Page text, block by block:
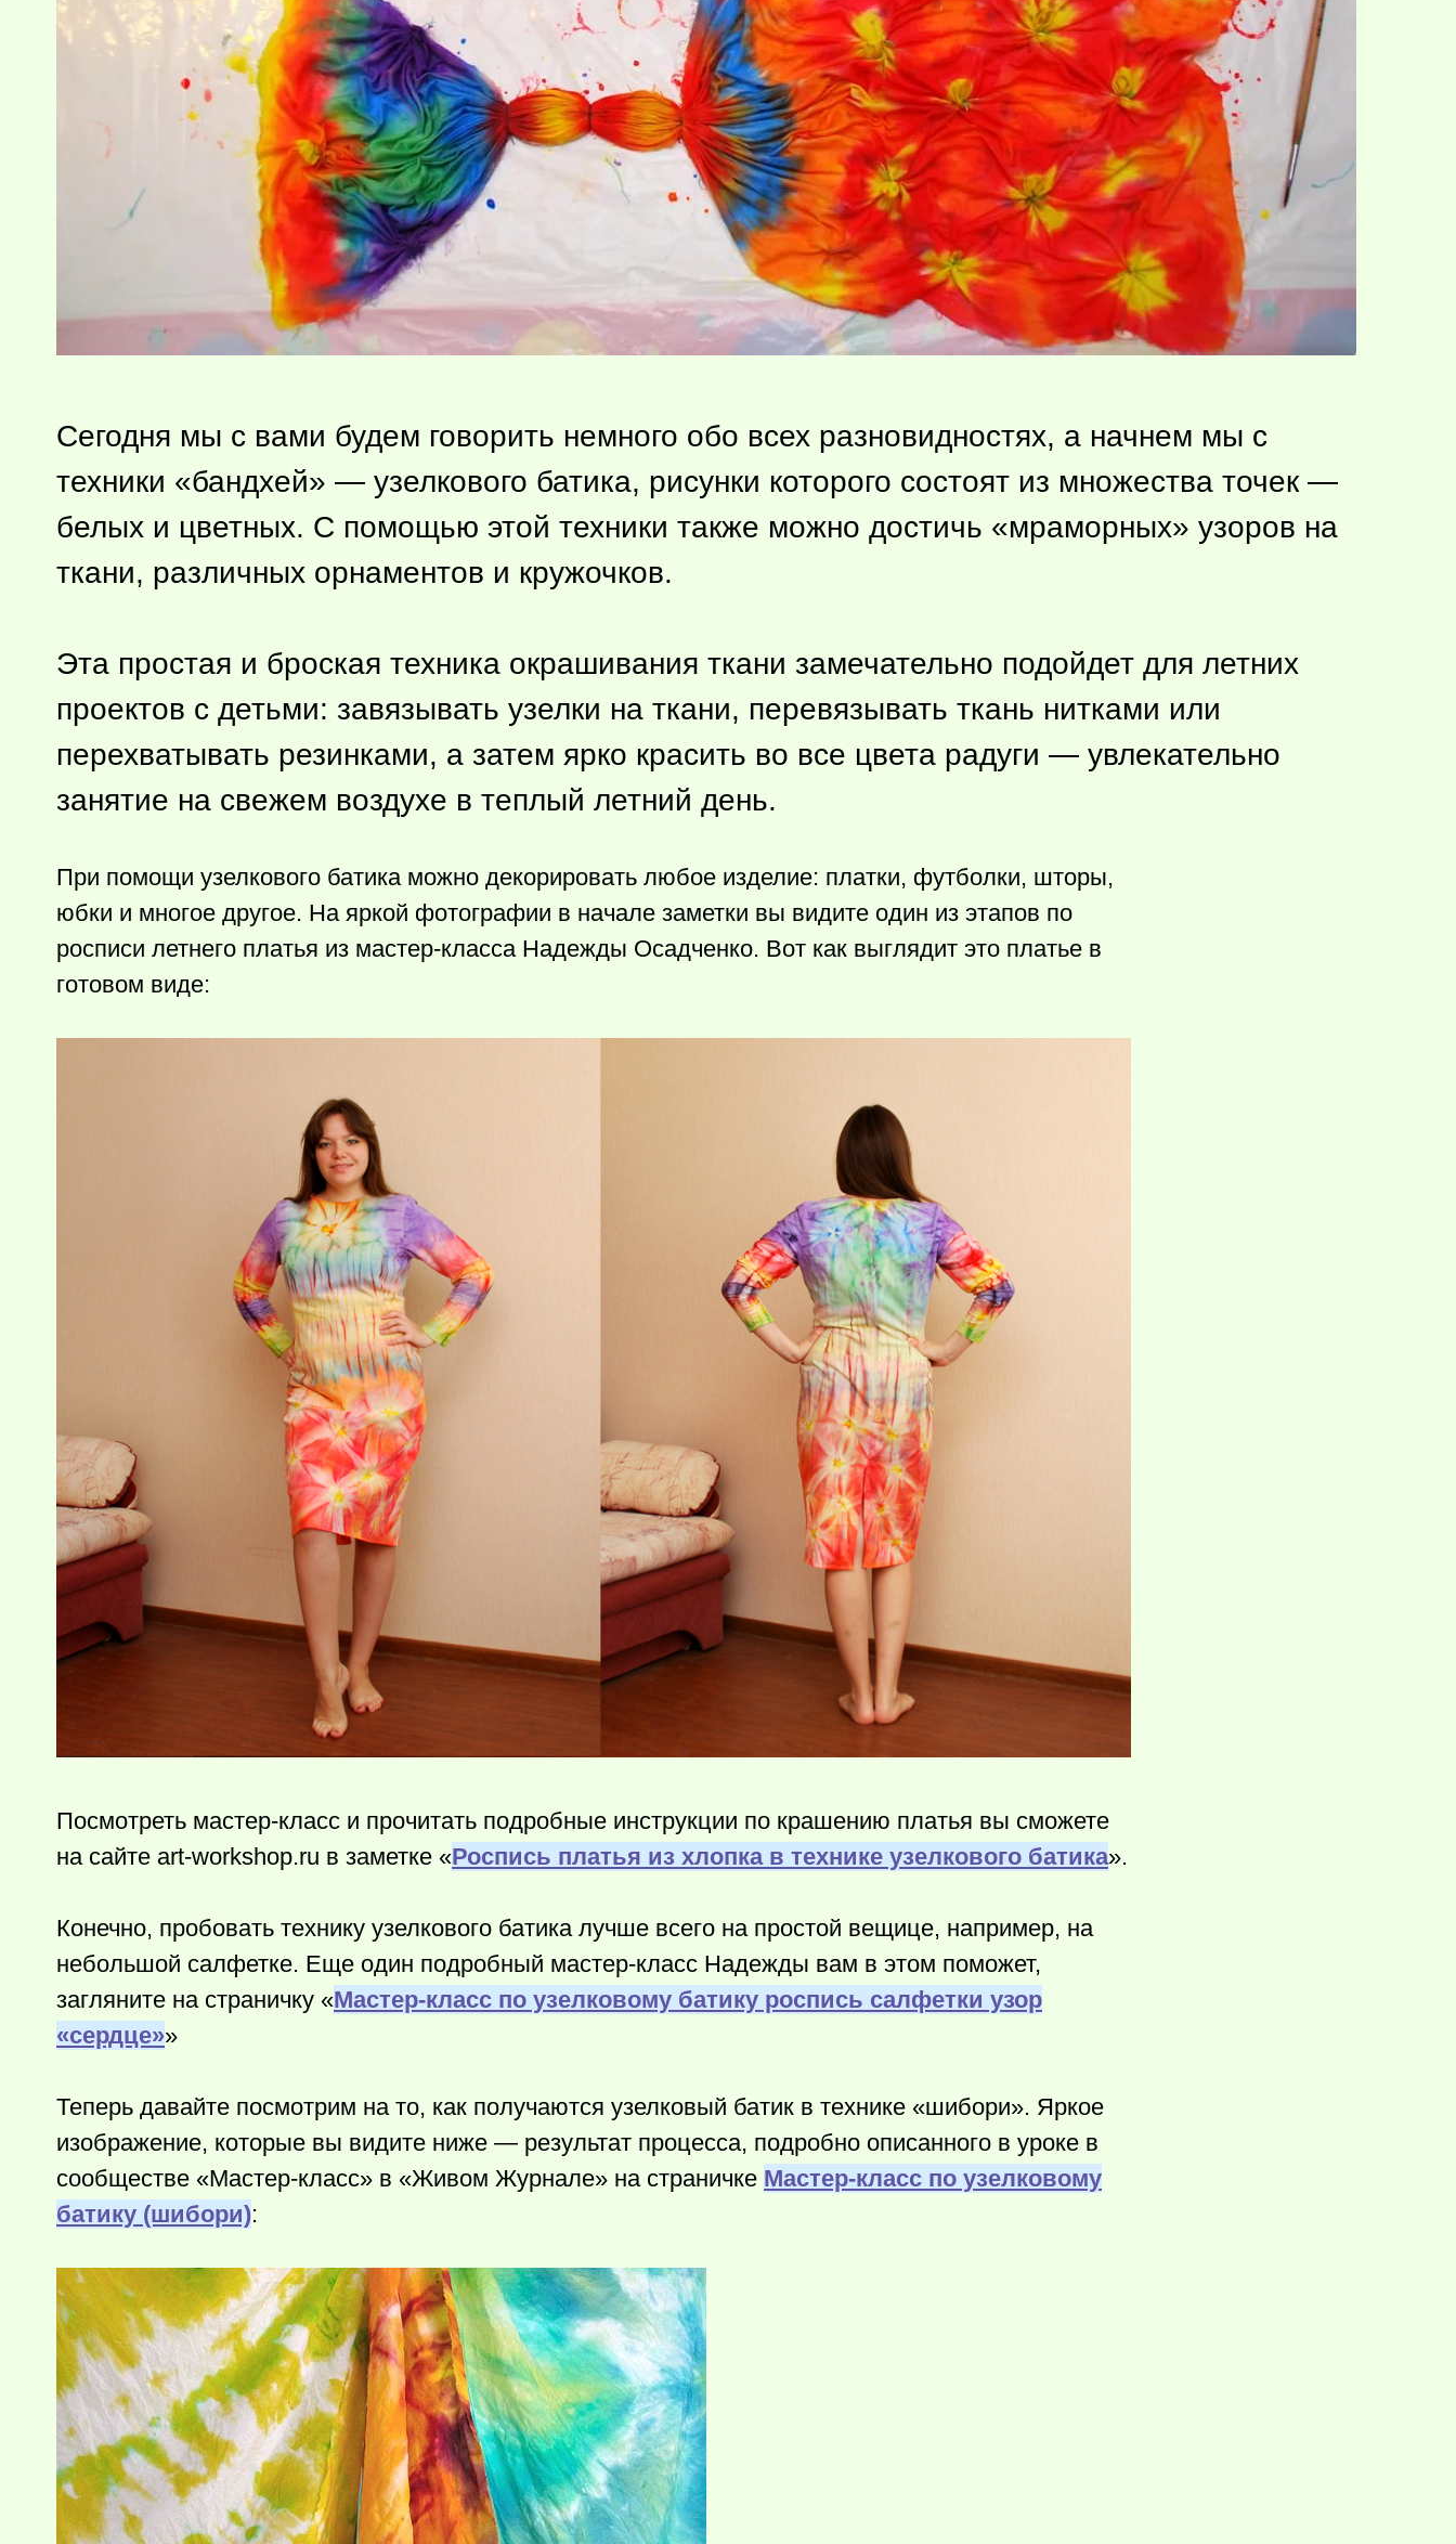
Сегодня мы с вами будем говорить немного обо всех разновидностях, а начнем мы с
техники «бандхей» — узелкового батика, рисунки которого состоят из множества точек —
белых и цветных. С помощью этой техники также можно достичь «мраморных» узоров на
ткани, различных орнаментов и кружочков.
Эта простая и броская техника окрашивания ткани замечательно подойдет для летних
проектов с детьми: завязывать узелки на ткани, перевязывать ткань нитками или
перехватывать резинками, а затем ярко красить во все цвета радуги — увлекательно
занятие на свежем воздухе в теплый летний день.
При помощи узелкового батика можно декорировать любое изделие: платки, футболки, шторы,
юбки и многое другое. На яркой фотографии в начале заметки вы видите один из этапов по
росписи летнего платья из мастер-класса Надежды Осадченко. Вот как выглядит это платье в
готовом виде:
Посмотреть мастер-класс и прочитать подробные инструкции по крашению платья вы сможете
на сайте art-workshop.ru в заметке «Роспись платья из хлопка в технике узелкового батика».
Конечно, пробовать технику узелкового батика лучше всего на простой вещице, например, на
небольшой салфетке. Еще один подробный мастер-класс Надежды вам в этом поможет,
загляните на страничку «Мастер-класс по узелковому батику роспись салфетки узор
«сердце»»
Теперь давайте посмотрим на то, как получаются узелковый батик в технике «шибори». Яркое
изображение, которые вы видите ниже — результат процесса, подробно описанного в уроке в
сообществе «Мастер-класс» в «Живом Журнале» на страничке Мастер-класс по узелковому
батику (шибори):